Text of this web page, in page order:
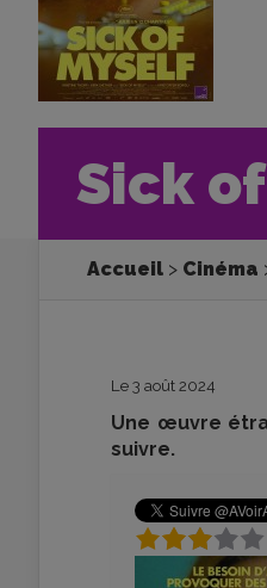
Sick
Accueil Cinéma
Le 3 août 2024
Une œuvre
suivre.